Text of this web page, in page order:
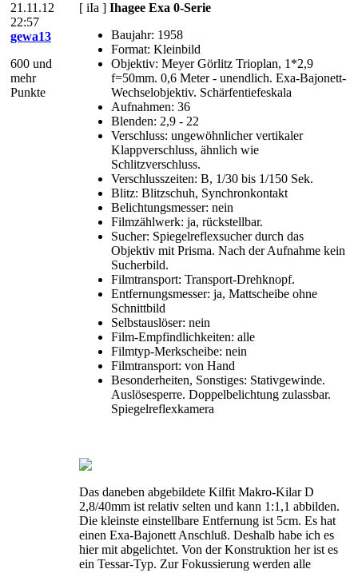
21.11.12
22:57
gewa13
600 und
mehr
Punkte
[ iIa ] Ihagee Exa 0-Serie
Baujahr: 1958
Format: Kleinbild
Objektiv: Meyer Görlitz Trioplan, 1*2,9
f=50mm. 0,6 Meter - unendlich. Exa-Bajonett-
Wechselobjektiv. Schärfentiefeskala
Aufnahmen: 36
Blenden: 2,9 - 22
Verschluss: ungewöhnlicher vertikaler
Klappverschluss, ähnlich wie
Schlitzverschluss.
Verschlusszeiten: B, 1/30 bis 1/150 Sek.
Blitz: Blitzschuh, Synchronkontakt
Belichtungsmesser: nein
Filmzählwerk: ja, rückstellbar.
Sucher: Spiegelreflexsucher durch das
Objektiv mit Prisma. Nach der Aufnahme kein
Sucherbild.
Filmtransport: Transport-Drehknopf.
Entfernungsmesser: ja, Mattscheibe ohne
Schnittbild
Selbstauslöser: nein
Film-Empfindlichkeiten: alle
Filmtyp-Merkscheibe: nein
Filmtransport: von Hand
Besonderheiten, Sonstiges: Stativgewinde.
Auslösesperre. Doppelbelichtung zulassbar.
Spiegelreflexkamera
Das daneben abgebildete Kilfit Makro-Kilar D
2,8/40mm ist relativ selten und kann 1:1,1 abbilden.
Die kleinste einstellbare Entfernung ist 5cm. Es hat
einen Exa-Bajonett Anschluß. Deshalb habe ich es
hier mit abgelichtet. Von der Konstruktion her ist es
ein Tessar-Typ. Zur Fokussierung werden alle